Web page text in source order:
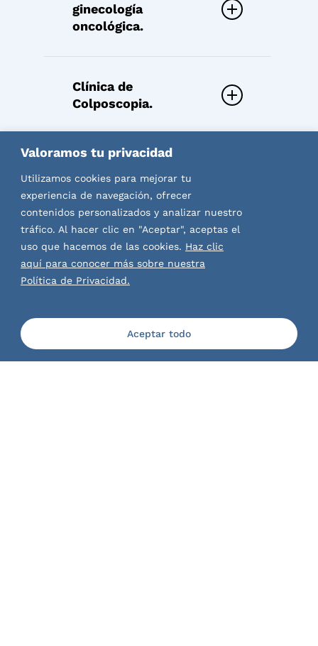
Valoramos tu privacidad
Utilizamos cookies para mejorar tu
experiencia de navegación, ofrecer
contenidos personalizados y analizar nuestro
tráfico. Al hacer clic en "Aceptar", aceptas el
uso que hacemos de las cookies. Haz clic
aquí para conocer más sobre nuestra
Política de Privacidad.
Aceptar todo
ginecología
oncológica.
Tratamiento y seguimiento
para cáncer de mama,
útero, ovarios, salpinges,
cérvix, vagina y vulva.
Clínica de
Colposcopia.
Vaginoscopía.
Vulvoscopía.
Anoscopía para cuidados
preventivos de salud.
Evaluación diagnóstica,
operatoria y de
seguimiento.
Clínica de vagina,
vulva y ano.
Vagina en interacción con
Uro-gineco y Clínica de
Piso Pélvico.
Vulva en interacción con
dermatología.
Colo-proctología.